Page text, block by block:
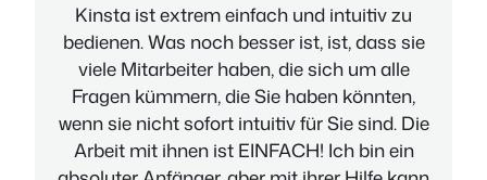
Kinsta ist extrem einfach und intuitiv zu
bedienen. Was noch besser ist, ist, dass sie
viele Mitarbeiter haben, die sich um alle
Fragen kümmern, die Sie haben könnten,
wenn sie nicht sofort intuitiv für Sie sind. Die
Arbeit mit ihnen ist EINFACH! Ich bin ein